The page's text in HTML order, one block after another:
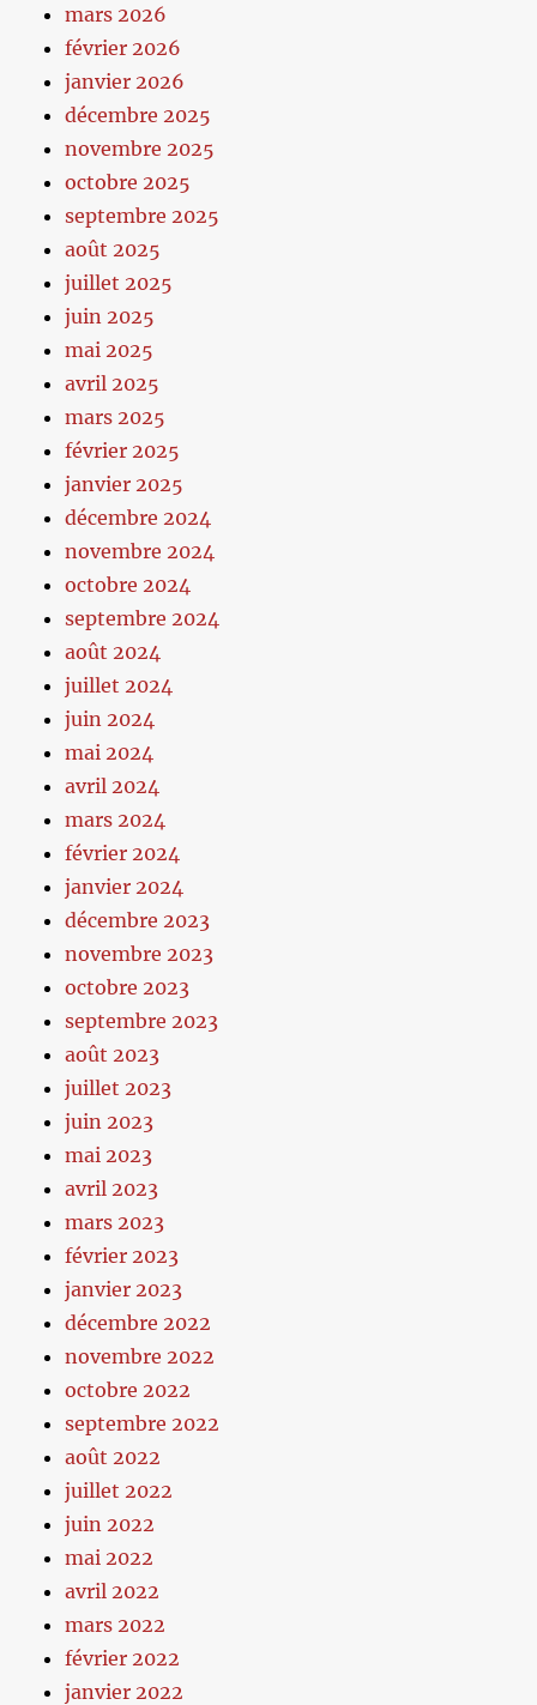
mars 2026
février 2026
janvier 2026
décembre 2025
novembre 2025
octobre 2025
septembre 2025
août 2025
juillet 2025
juin 2025
mai 2025
avril 2025
mars 2025
février 2025
janvier 2025
décembre 2024
novembre 2024
octobre 2024
septembre 2024
août 2024
juillet 2024
juin 2024
mai 2024
avril 2024
mars 2024
février 2024
janvier 2024
décembre 2023
novembre 2023
octobre 2023
septembre 2023
août 2023
juillet 2023
juin 2023
mai 2023
avril 2023
mars 2023
février 2023
janvier 2023
décembre 2022
novembre 2022
octobre 2022
septembre 2022
août 2022
juillet 2022
juin 2022
mai 2022
avril 2022
mars 2022
février 2022
janvier 2022